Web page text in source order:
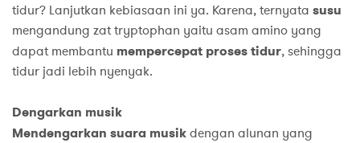
tidur? Lanjutkan kebiasaan ini ya. Karena, ternyata susu
mengandung zat tryptophan yaitu asam amino yang
dapat membantu mempercepat proses tidur, sehingga
tidur jadi lebih nyenyak.
Dengarkan musik
Mendengarkan suara musikdengan alunan yang